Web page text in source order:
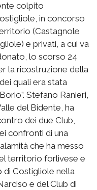
colpito
in concorso
(Castagnole
e privati, a cui va
lo scorso 24
la ricostruzione della
quali era stata
Stefano Ranieri,
del Bidente, ha
dei due Club,
confronti di una
che ha messo
territorio forlivese e
di Costigliole nella
e del Club di